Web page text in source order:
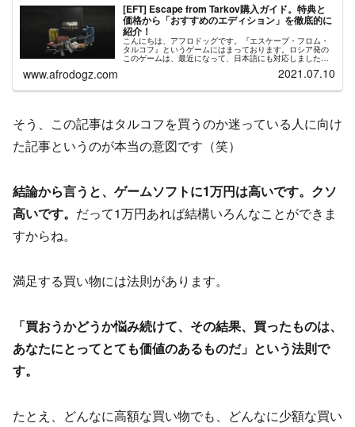
[EFT] Escape from Tarkov購入ガイド。特典と
価格から「おすすめのエディション」を徹底的に
紹介！
こんにちは、アフロドッグです。『エスケープ・フロム・
タルコフ』というゲームにはまっております。ロシア発の
このゲームは、最近になって、日本語にも対応しました！
日本人プレイヤーも、じょじょに増えているホットなゲー
www.afrodogz.com 2021.07.10
そう、この記事はタルコフを買うのか迷っている人に向け
た記事というのが本当の意図です（笑）
結論から言うと、ゲームソフトに1万円は高いです。クソ
高いです。 だって1万円あれば結構いろんなことができま
すからね。
満足する買い物には法則があります。
「買おうかどうか悩み続けて、その結果、買ったものは、
あなたにとってとても価値のあるものだ」という法則で
す。
たとえ、どんなに高額な買い物でも、どんなに少額な買い